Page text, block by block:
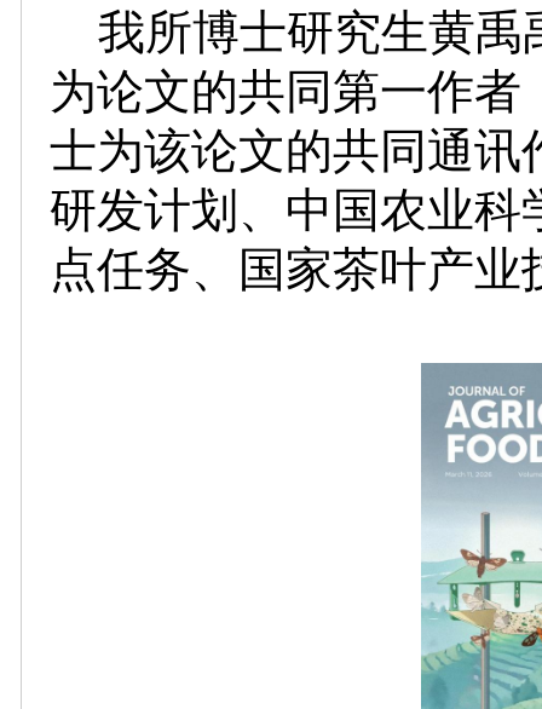
我所博士研究生黄
为论文的共同第一作
士为该论文的共同通
研发计划、中国农业
点任务、国家茶叶产